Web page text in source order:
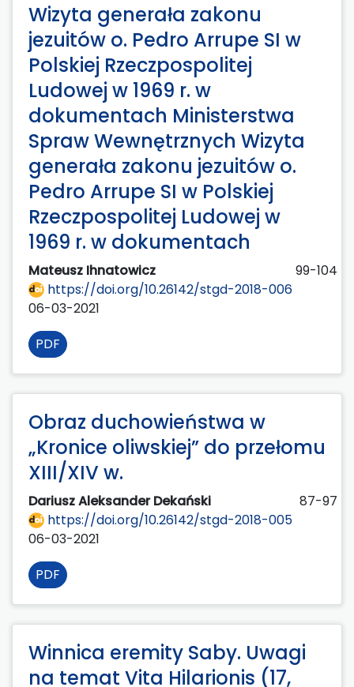
Wizyta generała zakonu
jezuitów o. Pedro Arrupe SI w
Polskiej Rzeczpospolitej
Ludowej w 1969 r. w
dokumentach Ministerstwa
Spraw Wewnętrznych Wizyta
generała zakonu jezuitów o.
Pedro Arrupe SI w Polskiej
Rzeczpospolitej Ludowej w
1969 r. w dokumentach
Mateusz Ihnatowicz
99-104
https://doi.org/10.26142/stgd-2018-006
06-03-2021
PDF
Obraz duchowieństwa w
„Kronice oliwskiej” do przełomu
XIII/XIV w.
Dariusz Aleksander Dekański
87-97
https://doi.org/10.26142/stgd-2018-005
06-03-2021
PDF
Winnica eremity Saby. Uwagi
na temat Vita Hilarionis (17,